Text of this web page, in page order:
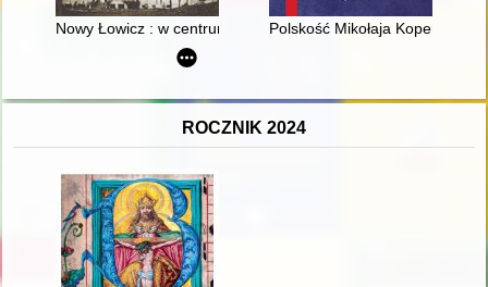
Nowy Łowicz : w centrum poligonu drawskiego od
Polskość Mikołaja Kopernika z
ROCZNIK 2024